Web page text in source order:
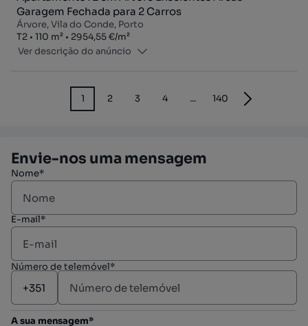
Garagem Fechada para 2 Carros
Árvore, Vila do Conde, Porto
Tipologia
T2
Zona110 m²
Preço por metro quadrado
2954,55 €/m²
Ver descrição do anúncio
1 2 3 4 ... 140
Envie-nos uma mensagem
Nome*
E-mail*
Número de telemóvel*
A sua mensagem*